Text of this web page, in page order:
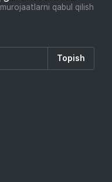
qabul qilish
Topish